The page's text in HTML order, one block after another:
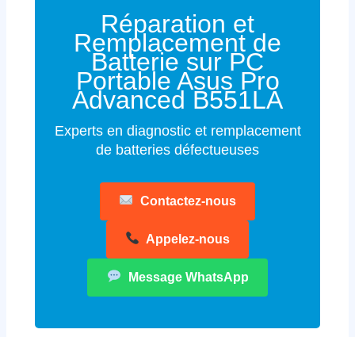
Réparation et
Remplacement de
Batterie sur PC
Portable Asus Pro
Advanced B551LA
Experts en diagnostic et remplacement
de batteries défectueuses
Contactez-nous
Appelez-nous
Message WhatsApp